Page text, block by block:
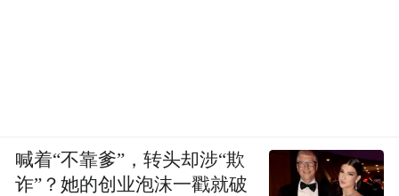
喊着“不靠爹”，转头却涉“欺
诈”？她的创业泡沫一戳就破